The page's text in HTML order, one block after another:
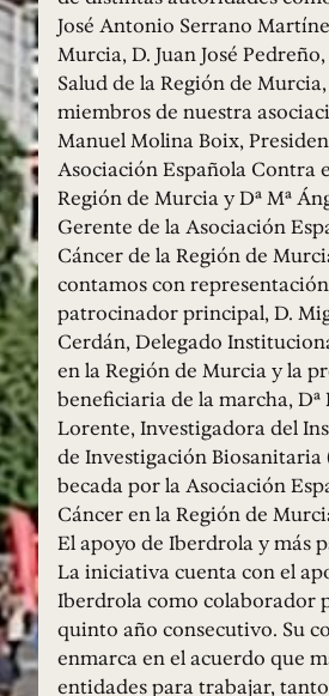
José Antonio Serrano
Murcia, D. Juan José
Salud de la Región de
miembros de nuestra
Manuel Molina Boix,
Asociación Española Contra
Región de Murcia y Dª Mª
Gerente de la Asociación
Cáncer de la Región de
contamos con
patrocinador principal, D.
Cerdán, Delegado
en la Región de Murcia y la
beneficiaria de la marcha,
Lorente, Investigadora del
de Investigación Biosanitaria
becada por la Asociación
Cáncer en la Región de
El apoyo de Iberdrola y más
La iniciativa cuenta con el
Iberdrola como colaborador
quinto año consecutivo. Su
enmarca en el acuerdo que
entidades para trabajar,